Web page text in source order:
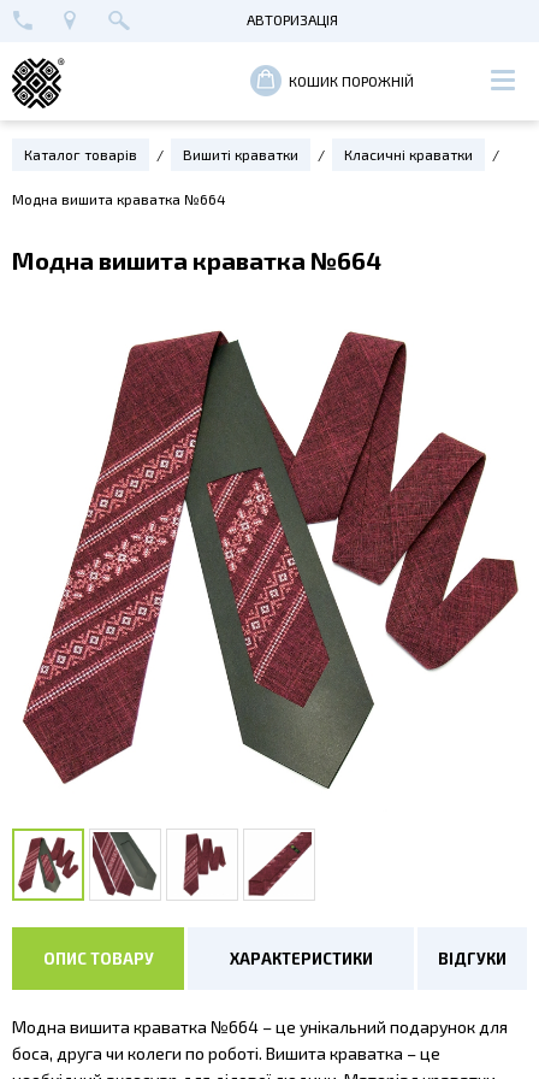
+38 (096) 652-89-00
МАЙСТЕРНЯ В КИЄВІ АВТОРИЗАЦІЯ
РЕЄСТРАЦІЯ
КОШИК ПОРОЖНІЙ
Каталог товарів Вишиті краватки Класичні краватки
Модна вишита краватка №664
Модна вишита краватка №664
ОПИС ТОВАРУ ХАРАКТЕРИСТИКИ ВІДГУКИ
Модна вишита краватка №664 – це унікальний подарунок для
боса, друга чи колеги по роботі. Вишита краватка – це